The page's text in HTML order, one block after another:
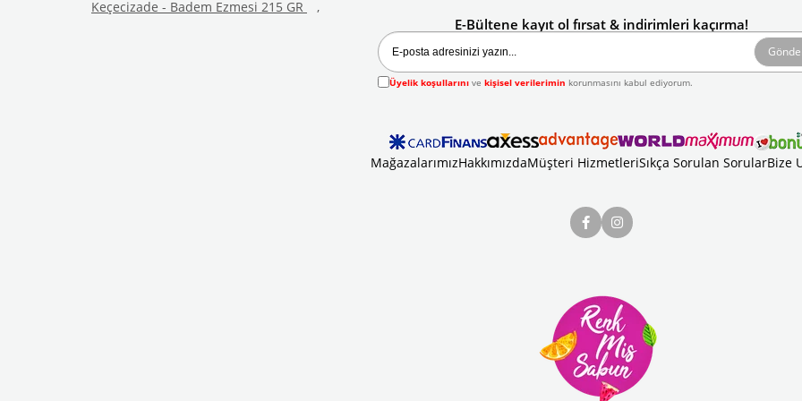
Keçecizade - Badem Ezmesi 215 GR ,
E-Bültene kayıt ol fırsat & indirimleri kaçırma!
Üyelik koşullarını ve kişisel verilerimin korunmasını kabul ediyorum.
MağazalarımızHakkımızdaMüşteri HizmetleriSıkça Sorulan SorularBize